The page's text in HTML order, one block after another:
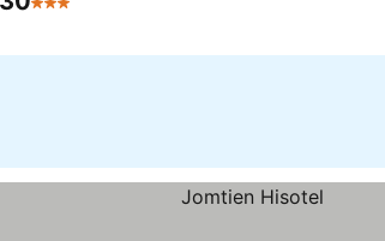
3 Stele